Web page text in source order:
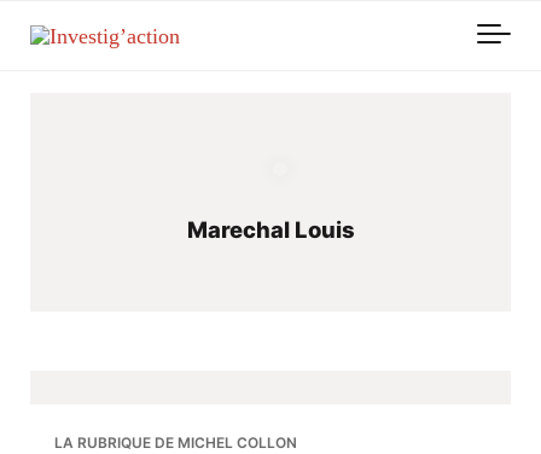
Marechal Louis
LA RUBRIQUE DE MICHEL COLLON